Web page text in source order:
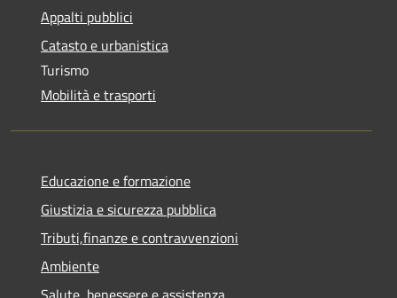
Appalti pubblici
Catasto e urbanistica
Turismo
Mobilità e trasporti
Educazione e formazione
Giustizia e sicurezza pubblica
Tributi,finanze e contravvenzioni
Ambiente